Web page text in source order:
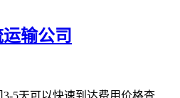
输公司
5天可以快速到达费用价格查